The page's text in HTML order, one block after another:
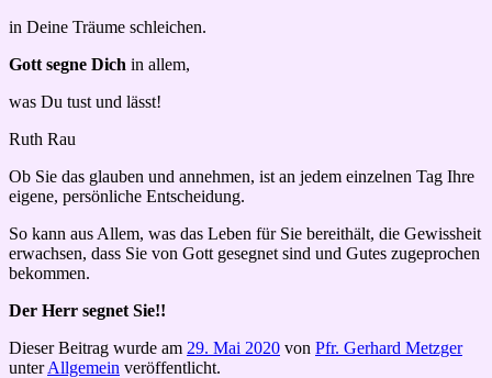
in Deine Träume schleichen.
Gott segne Dich in allem,
was Du tust und lässt!
Ruth Rau
Ob Sie das glauben und annehmen, ist an jedem einzelnen Tag Ihre
eigene, persönliche Entscheidung.
So kann aus Allem, was das Leben für Sie bereithält, die Gewissheit
erwachsen, dass Sie von Gott gesegnet sind und Gutes zugeprochen
bekommen.
Der Herr segnet Sie!!
Dieser Beitrag wurde am 29. Mai 2020 von Pfr. Gerhard Metzger
unterAllgemein veröffentlicht.